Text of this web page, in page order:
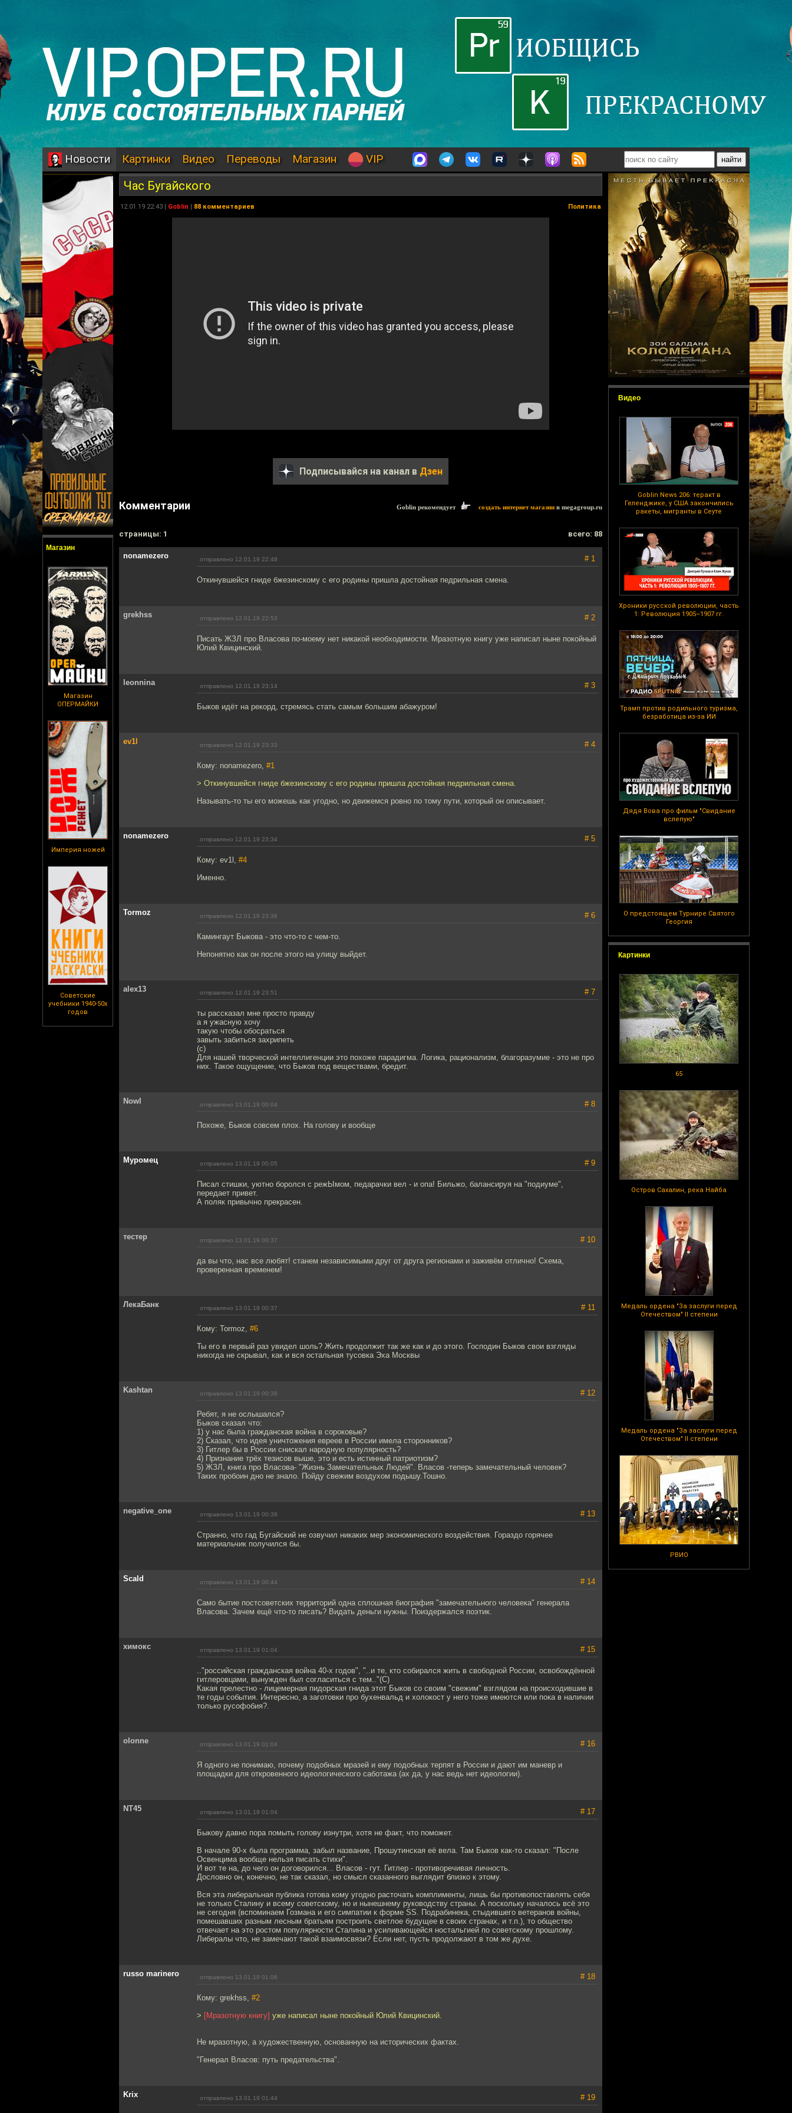
Новости Картинки Видео Переводы Магазин VIP
Магазин
Магазин
ОПЕРМАЙКИ
Империя ножей
Советские
учебники 1940-50х
годов
Видео
Goblin News 206: теракт в
Геленджике, у США закончились
ракеты, мигранты в Сеуте
Хроники русской революции, часть
1: Революция 1905–1907 гг.
Трамп против родильного туризма,
безработица из-за ИИ
Дядя Вова про фильм "Свидание
вслепую"
О предстоящем Турнире Святого
Георгия
Картинки
65
Остров Сахалин, река Найба
Медаль ордена "За заслуги перед
Отечеством" II степени
Медаль ордена "За заслуги перед
Отечеством" II степени
РВИО
Час Бугайского
12.01.19 22:43 | Goblin | 88 комментариев Политика
Подписывайся на канал в Дзен
Комментарии Goblin рекомендует создать интернет магазин в megagroup.ru
cтраницы: 1 всего: 88
nonamezero отправлено 12.01.19 22:48 # 1
Откинувшейся гниде бжезинскому с его родины пришла достойная педрильная смена.
grekhss отправлено 12.01.19 22:53 # 2
Писать ЖЗЛ про Власова по-моему нет никакой необходимости. Мразотную книгу уже написал ныне покойный
Юлий Квицинский.
leonnina отправлено 12.01.19 23:14 # 3
Быков идёт на рекорд, стремясь стать самым большим абажуром!
ev1l отправлено 12.01.19 23:33 # 4
Кому: nonamezero, #1
> Откинувшейся гниде бжезинскому с его родины пришла достойная педрильная смена.
Называть-то ты его можешь как угодно, но движемся ровно по тому пути, который он описывает.
nonamezero отправлено 12.01.19 23:34 # 5
Кому: ev1l, #4
Именно.
Tormoz отправлено 12.01.19 23:36 # 6
Камингаут Быкова - это что-то с чем-то.
Непонятно как он после этого на улицу выйдет.
alex13 отправлено 12.01.19 23:51 # 7
ты рассказал мне просто правду
а я ужасную хочу
такую чтобы обосраться
завыть забиться захрипеть
(с)
Для нашей творческой интеллигенции это похоже парадигма. Логика, рационализм, благоразумие - это не про
них. Такое ощущение, что Быков под веществами, бредит.
Nowl отправлено 13.01.19 00:04 # 8
Похоже, Быков совсем плох. На голову и вообще
Муромец отправлено 13.01.19 00:05 # 9
Писал стишки, уютно боролся с режЫмом, педарачки вел - и опа! Бильжо, балансируя на "подиуме",
передает привет.
А поляк привычно прекрасен.
тестер отправлено 13.01.19 00:37 # 10
да вы что, нас все любят! станем независимыми друг от друга регионами и заживём отлично! Схема,
проверенная временем!
ЛекаБанк отправлено 13.01.19 00:37 # 11
Кому: Tormoz, #6
Ты его в первый раз увидел шоль? Жить продолжит так же как и до этого. Господин Быков свои взгляды
никогда не скрывал, как и вся остальная тусовка Эха Москвы
Kashtan отправлено 13.01.19 00:38 # 12
Ребят, я не ослышался?
Быков сказал что:
1) у нас была гражданская война в сороковые?
2) Сказал, что идея уничтожения евреев в России имела сторонников?
3) Гитлер бы в России снискал народную популярность?
4) Признание трёх тезисов выше, это и есть истинный патриотизм?
5) ЖЗЛ, книга про Власова- "Жизнь Замечательных Людей". Власов -теперь замечательный человек?
Таких пробоин дно не знало. Пойду свежим воздухом подышу.Тошно.
negative_one отправлено 13.01.19 00:38 # 13
Странно, что гад Бугайский не озвучил никаких мер экономического воздействия. Гораздо горячее
материальчик получился бы.
Scald отправлено 13.01.19 00:44 # 14
Само бытие постсоветских территорий одна сплошная биография "замечательного человека" генерала
Власова. Зачем ещё что-то писать? Видать деньги нужны. Поиздержался поэтик.
химокс отправлено 13.01.19 01:04 # 15
.."российская гражданская война 40-х годов", "..и те, кто собирался жить в свободной России, освобождённой
гитлеровцами, вынужден был согласиться с тем.."(С)
Какая прелестно - лицемерная пидорская гнида этот Быков со своим "свежим" взглядом на происходившие в
те годы события. Интересно, а заготовки про бухенвальд и холокост у него тоже имеются или пока в наличии
только русофобия?.
olonne отправлено 13.01.19 01:04 # 16
Я одного не понимаю, почему подобных мразей и ему подобных терпят в России и дают им маневр и
площадки для откровенного идеологического саботажа (ах да, у нас ведь нет идеологии).
NT45 отправлено 13.01.19 01:04 # 17
Быкову давно пора помыть голову изнутри, хотя не факт, что поможет.
В начале 90-х была программа, забыл название, Прошутинская её вела. Там Быков как-то сказал: "После
Освенцима вообще нельзя писать стихи".
И вот те на, до чего он договорился... Власов - гут. Гитлер - противоречивая личность.
Дословно он, конечно, не так сказал, но смысл сказанного выглядит близко к этому.
Вся эта либеральная публика готова кому угодно расточать комплименты, лишь бы противопоставлять себя
не только Сталину и всему советскому, но и нынешнему руководству страны. А поскольку началось всё это
не сегодня (вспоминаем Гозмана и его симпатии к форме SS. Подрабинека, стыдившего ветеранов войны,
помешавших разным лесным братьям построить светлое будущее в своих странах, и т.п.), то общество
отвечает на это ростом популярности Сталина и усиливающейся ностальгией по советскому прошлому.
Либералы что, не замечают такой взаимосвязи? Если нет, пусть продолжают в том же духе.
russo marinero отправлено 13.01.19 01:06 # 18
Кому: grekhss, #2
> [Мразотную книгу] уже написал ныне покойный Юлий Квицинский.
Не мразотную, а художественную, основанную на исторических фактах.
"Генерал Власов: путь предательства".
Krix отправлено 13.01.19 01:44 # 19